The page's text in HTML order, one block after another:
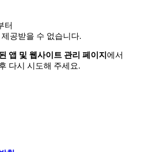
터
공받을 수 없습니다.
앱 및 웹사이트 관리 페이지 에서
다시 시도해 주세요.